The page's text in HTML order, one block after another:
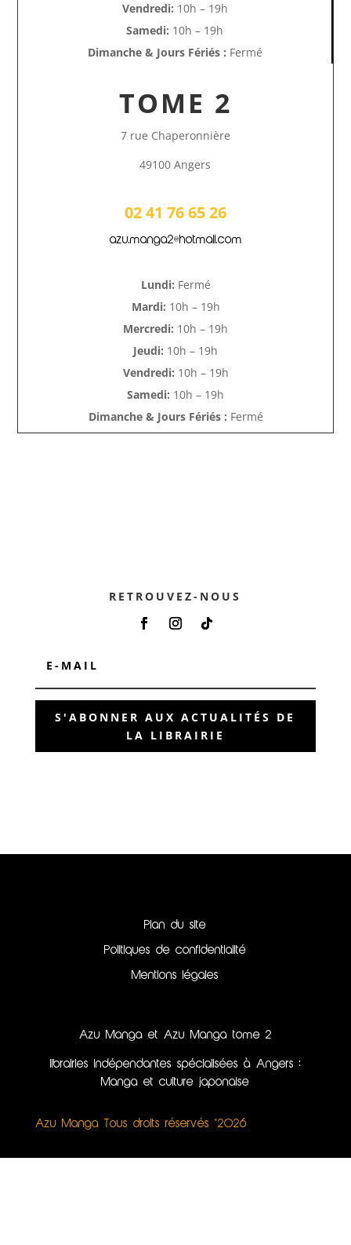
Vendredi: 10h – 19h
Samedi: 10h – 19h
Dimanche & Jours Fériés : Fermé
TOME 2
7 rue Chaperonnière
49100 Angers
02 41 76 65 26
azu.manga2@hotmail.com
Lundi: Fermé
Mardi: 10h – 19h
Mercredi: 10h – 19h
Jeudi: 10h – 19h
Vendredi: 10h – 19h
Samedi: 10h – 19h
Dimanche & Jours Fériés : Fermé
RETROUVEZ-NOUS
S'ABONNER AUX ACTUALITÉS DE
LA LIBRAIRIE
Plan du site
Politiques de confidentialité
Mentions légales
Azu Manga et Azu Manga tome 2
librairies indépendantes spécialisées à Angers :
Manga et culture japonaise
Azu Manga Tous droits réservés ©2026